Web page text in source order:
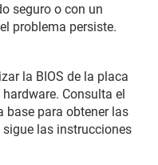
seguro o con un
problema persiste.
la BIOS de la placa
Consulta el
base para obtener las
las instrucciones